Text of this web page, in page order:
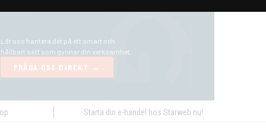
Starta din e-handel hos Starweb nu!